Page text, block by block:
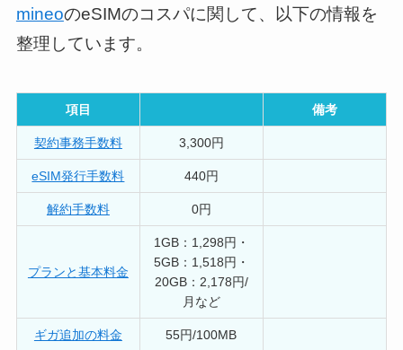
mineoのeSIMのコスパに関して、以下の情報を
整理しています。
項目 備考
契約事務手数料 3,300円
eSIM発行手数料 440円
解約手数料 0円
プランと基本料金
1GB：1,298円・
5GB：1,518円・
20GB：2,178円/
月など
ギガ追加の料金 55円/100MB